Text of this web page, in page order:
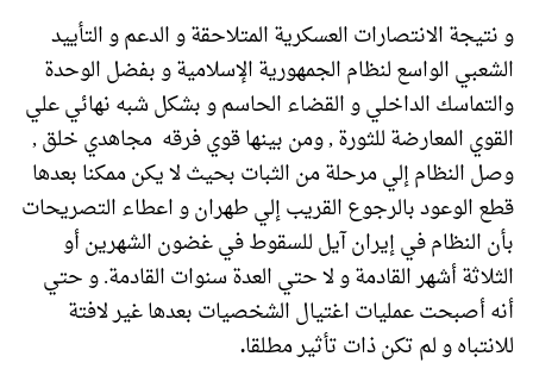
و نتيجة الانتصارات العسكرية المتلاحقة و الدعم و التأييد
الشعبي الواسع لنظام الجمهورية الإسلامية و بفضل الوحدة
والتماسك الداخلي و القضاء الحاسم و بشكل شبه نهائي علي
القوي المعارضة للثورة , ومن بينها قوي فرقه مجاهدي خلق ,
وصل النظام إلي مرحلة من الثبات بحيث لا يكن ممكنا بعدها
قطع الوعود بالرجوع القريب إلي طهران و اعطاء التصريحات
بأن النظام في إيران آيل للسقوط في غضون الشهرين أو
الثلاثة أشهر القادمة و لا حتي العدة سنوات القادمة. و حتي
أنه أصبحت عمليات اغتيال الشخصيات بعدها غير لافتة
للانتباه و لم تكن ذات تأثير مطلقا.